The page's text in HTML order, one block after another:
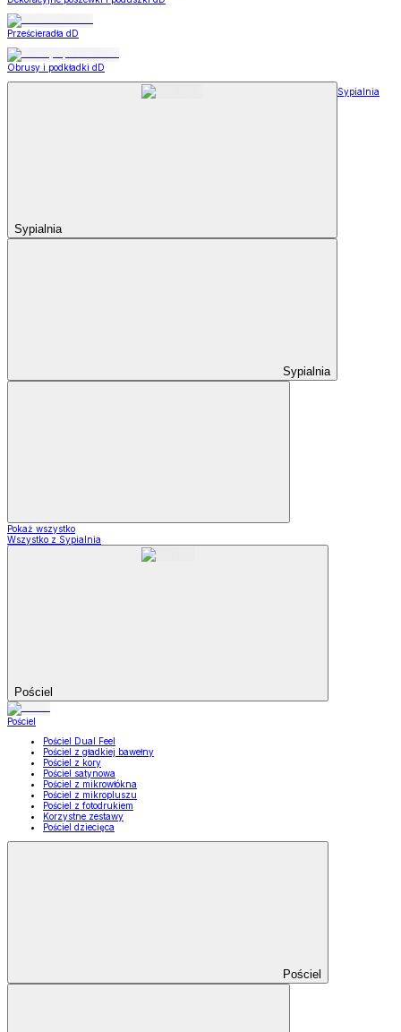
Prześcieradła dD
Obrusy i podkładki dD
Sypialnia
Sypialnia
Sypialnia
Pokaż wszystko
Wszystko z Sypialnia
Pościel
Pościel
Pościel Dual Feel
Pościel z gładkiej bawełny
Pościel z kory
Pościel satynowa
Pościel z mikrowłókna
Pościel z mikropluszu
Pościel z fotodrukiem
Korzystne zestawy
Pościel dziecięca
Pościel